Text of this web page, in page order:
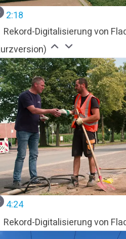
2:18
Rekord-Digitalisierung von
4:24
Rekord-Digitalisierung von